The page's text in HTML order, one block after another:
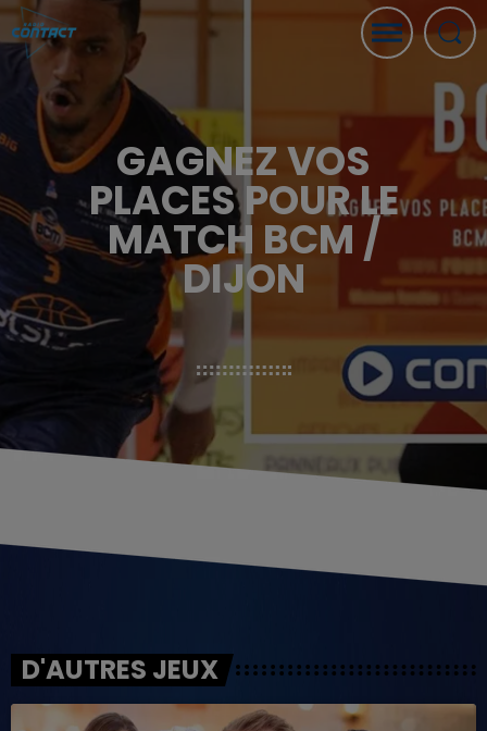
GAGNEZ VOS
PLACES POUR LE
MATCH BCM /
DIJON
D'AUTRES JEUX